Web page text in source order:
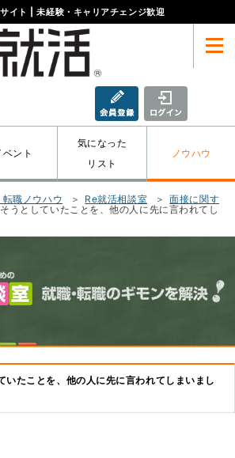
イト | 未経験・キャリアチェンジ歓迎
新規会員登録
ベント
気になった
リスト
ノウハウ
転職ノウハウ Re就活相談室
面接に関す
うとしていたことを、他の人に先に言われてし
いたことを、他の人に先に言われてしまいまし